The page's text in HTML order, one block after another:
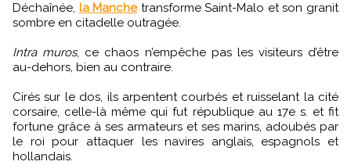
Déchaînée, la Manchetransforme Saint-Malo et son granit
sombre en citadelle outragée.
Intra muros, ce chaos n’empêche pas les visiteurs d’être
au-dehors, bien au contraire.
Cirés sur le dos, ils arpentent courbés et ruisselant la cité
corsaire, celle-là même qui fut république au 17e s. et fit
fortune grâce à ses armateurs et ses marins, adoubés par
le roi pour attaquer les navires anglais, espagnols et
hollandais.